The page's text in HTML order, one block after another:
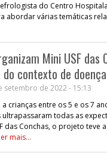
do Centro
abordar várias temáticas
Mini USF das
contexto de
setembro de 2022 - 15:13
crianças entre os 5 e os 7
todas as
das Conchas, o projeto teve
mais...